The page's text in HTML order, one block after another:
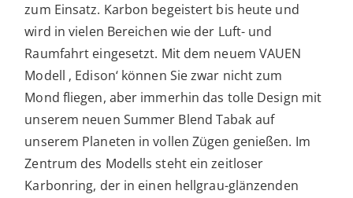
zum Einsatz. Karbon begeistert bis heute und
wird in vielen Bereichen wie der Luft- und
Raumfahrt eingesetzt. Mit dem neuem VAUEN
Modell ‚ Edison‘ können Sie zwar nicht zum
Mond fliegen, aber immerhin das tolle Design mit
unserem neuen Summer Blend Tabak auf
unserem Planeten in vollen Zügen genießen. Im
Zentrum des Modells steht ein zeitloser
Karbonring, der in einen hellgrau-glänzenden